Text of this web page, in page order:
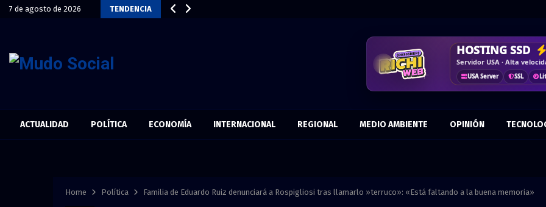
7 de agosto de 2026 TENDENCIA
HOSTING SSD
Servidor USA · Alta
USA Server SSL
DISEÑO WEB
Vende más por internet ·
Responsive
CRM &
Control · Automatiza ·
KPIs Datos Flujos
CORREO
Más confianza · Marca
Tu dominio Antispam
ACTUALIDAD POLÍTICA ECONOMÍA INTERNACIONAL REGIONAL MEDIO AMBIENTE OPINIÓN
Home Política Familia de Eduardo Ruiz denunciará a Rospigliosi tras llamarlo »terruco»: «Está faltando a la buena memoria»